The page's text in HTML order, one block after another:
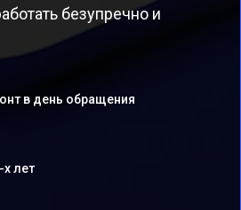
безупречно и
в день обращения
х лет